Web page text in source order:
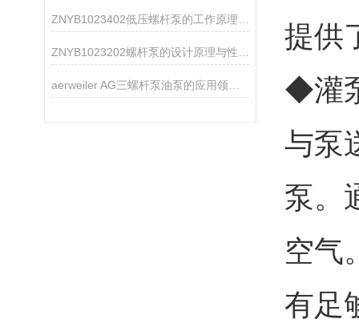
提供
◆灌
与泵
泵。
空气
有足